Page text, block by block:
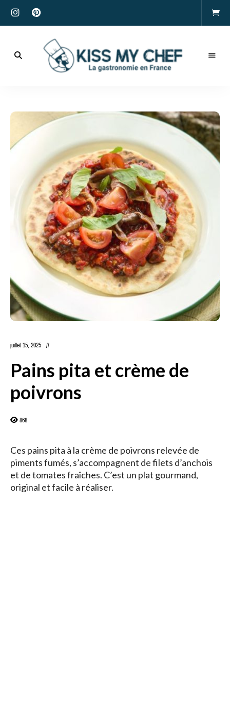
My
Chef
juillet 15, 2025
Pains pita et crème de
poivrons
868
Ces pains pita à la crème de poivrons relevée de
piments fumés, s’accompagnent de filets d’anchois
et de tomates fraîches. C’est un plat gourmand,
original et facile à réaliser.